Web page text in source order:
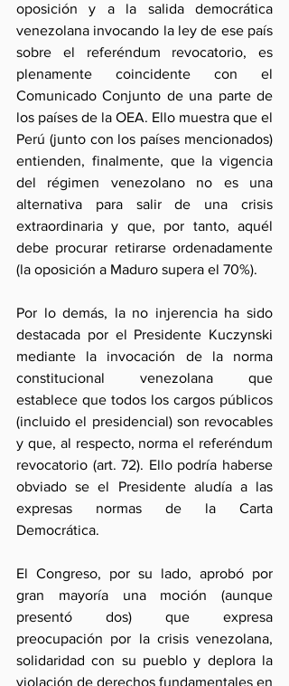
oposición y a la salida democrática
venezolana invocando la ley de ese país
sobre el referéndum revocatorio, es
plenamente coincidente con el
Comunicado Conjunto de una parte de
los países de la OEA. Ello muestra que el
Perú (junto con los países mencionados)
entienden, finalmente, que la vigencia
del régimen venezolano no es una
alternativa para salir de una crisis
extraordinaria y que, por tanto, aquél
debe procurar retirarse ordenadamente
(la oposición a Maduro supera el 70%).
Por lo demás, la no injerencia ha sido
destacada por el Presidente Kuczynski
mediante la invocación de la norma
constitucional venezolana que
establece que todos los cargos públicos
(incluido el presidencial) son revocables
y que, al respecto, norma el referéndum
revocatorio (art. 72). Ello podría haberse
obviado se el Presidente aludía a las
expresas normas de la Carta
Democrática.
El Congreso, por su lado, aprobó por
gran mayoría una moción (aunque
presentó dos) que expresa
preocupación por la crisis venezolana,
solidaridad con su pueblo y deplora la
violación de derechos fundamentales en